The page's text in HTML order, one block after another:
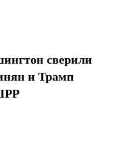
сверили
и Трамп